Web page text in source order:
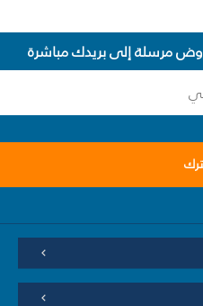
مرسلة إلى بريدك مباشرة